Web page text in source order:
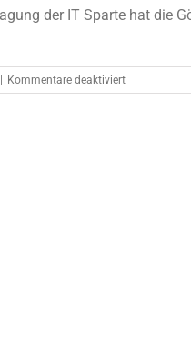
der IT Sparte hat die
Kommentare deaktiviertfür
Standort-